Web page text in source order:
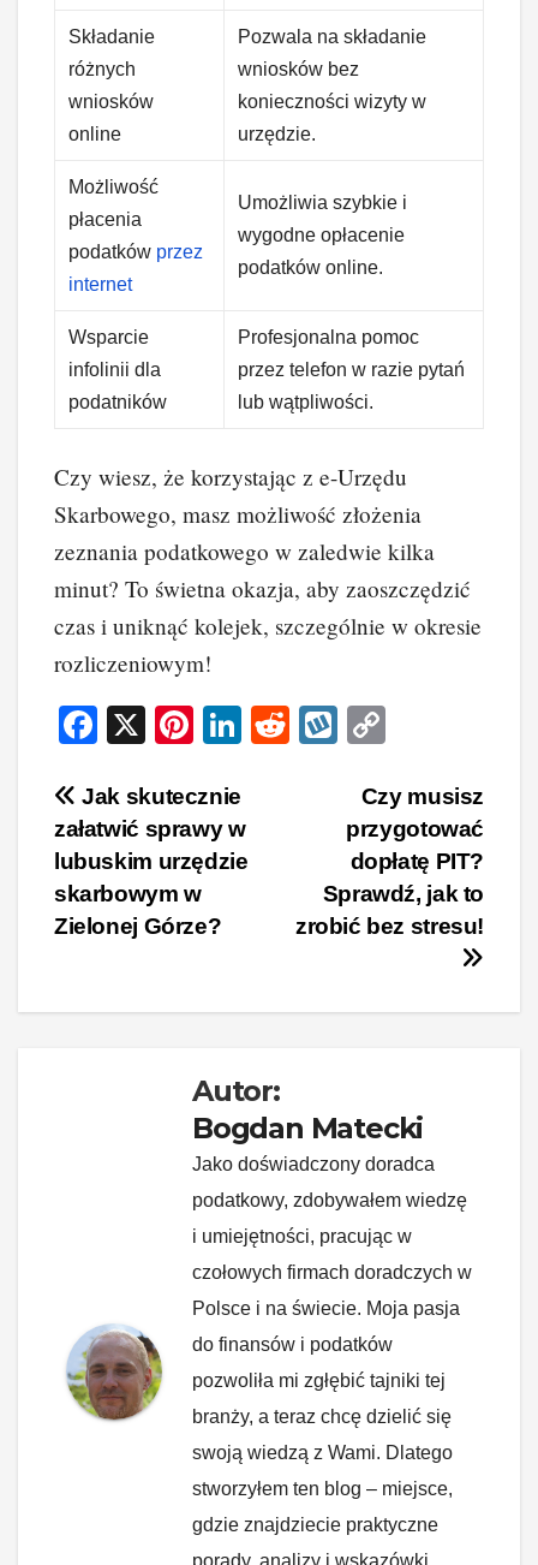
Składanie
różnych
wniosków
online
Pozwala na składanie
wniosków bez
konieczności wizyty w
urzędzie.
Możliwość
płacenia
podatków przez
internet
Umożliwia szybkie i
wygodne opłacenie
podatków online.
Wsparcie
infolinii dla
podatników
Profesjonalna pomoc
przez telefon w razie pytań
lub wątpliwości.
Czy wiesz, że korzystając z e-Urzędu
Skarbowego, masz możliwość złożenia
zeznania podatkowego w zaledwie kilka
minut? To świetna okazja, aby zaoszczędzić
czas i uniknąć kolejek, szczególnie w okresie
rozliczeniowym!
F
c
e
b
o
X
Pi
er
e
st
Li
e
dI
R
W
p
p
y
Li
n
Nawigacja
wpisu
Czy musisz
przygotować
dopłatę PIT?
Sprawdź, jak to
zrobić bez stresu!
Jak skutecznie
załatwić sprawy w
lubuskim urzędzie
skarbowym w
Zielonej Górze?
Autor:
Bogdan Matecki
Jako doświadczony doradca
podatkowy, zdobywałem wiedzę
i umiejętności, pracując w
czołowych firmach doradczych w
Polsce i na świecie. Moja pasja
do finansów i podatków
pozwoliła mi zgłębić tajniki tej
branży, a teraz chcę dzielić się
swoją wiedzą z Wami. Dlatego
stworzyłem ten blog – miejsce,
gdzie znajdziecie praktyczne
porady, analizy i wskazówki